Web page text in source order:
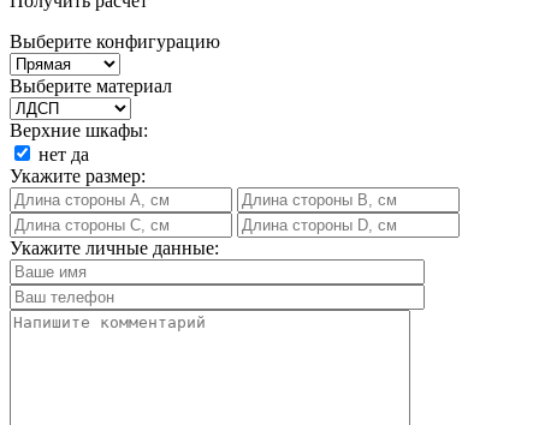
Выберите конфигурацию
Выберите материал
Верхние шкафы:
нет да
Укажите размер:
Укажите личные данные: